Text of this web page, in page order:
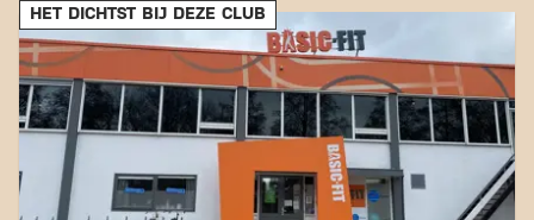
fietsenstalling beschikbaar, zodat je je fiets veilig
kunt parkeren tijdens je workout.
Basic-Fit Haarlem Bernadottelaan bevindt zich in de
wijk Meerwijk in Haarlem. De sportschool is gelegen
in een rustige en groene omgeving, wat het ideaal
maakt om nog even een lekkere cardio-workout te
doen als aanvulling op je fitnessregime.
HET DICHTST BIJ DEZE CLUB